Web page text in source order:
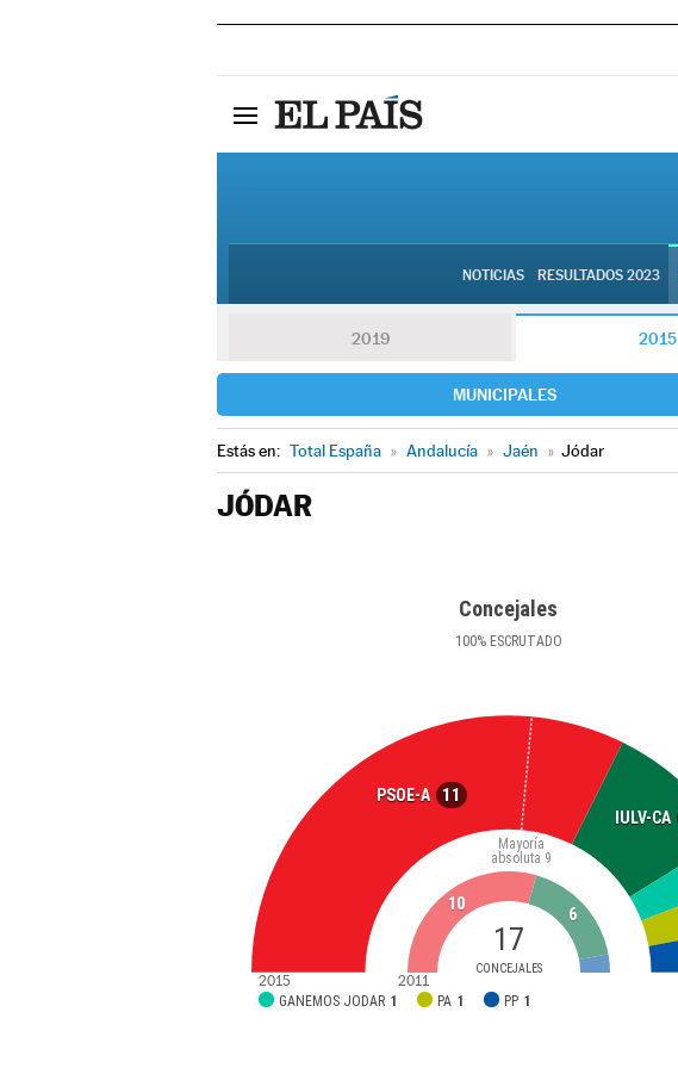
NOTICIAS RESULTADOS 2023
2019 2015
MUNICIPALES
Estás en: Total España » Andalucía » Jaén » Jódar
JÓDAR
Concejales
100%ESCRUTADO
PSOE-A 11
IULV-CA
17
CONCEJALES
Mayoría
absoluta 9
GANEMOS JODAR 1 PA 1 PP 1
10
6
2015 2011